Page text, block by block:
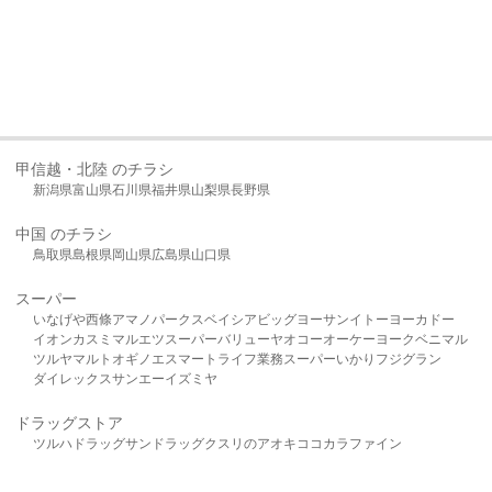
甲信越・北陸 のチラシ
新潟県富山県石川県福井県山梨県長野県
中国 のチラシ
鳥取県島根県岡山県広島県山口県
スーパー
いなげや西條アマノパークスベイシア ビッグヨーサンイトーヨーカドー
イオンカスミ マルエツスーパーバリューヤオコーオーケー ヨークベニマル
ツルヤマルト オギノ エスマート ライフ業務スーパーいかり フジグラン
ダイレックスサンエーイズミヤ
ドラッグストア
ツルハドラッグサンドラッグクスリのアオキ ココカラファイン